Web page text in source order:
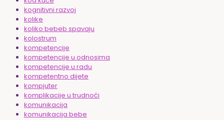
kognitivni razvoj
kolike
koliko bebeb spavaju
kolostrum
kompetencije
kompetencije u odnosima
kompetencije u radu
kompetentno dijete
kompjuter
komplikacije u trudnoći
komunikacija
komunikacija bebe